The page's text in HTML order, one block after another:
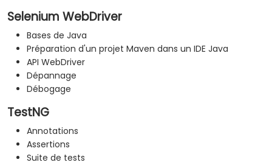
Selenium WebDriver
Bases de Java
Préparation d'un projet Maven dans un IDE Java
API WebDriver
Dépannage
Débogage
TestNG
Annotations
Assertions
Suite de tests